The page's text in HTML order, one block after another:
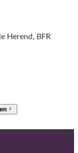
Herend, BFR